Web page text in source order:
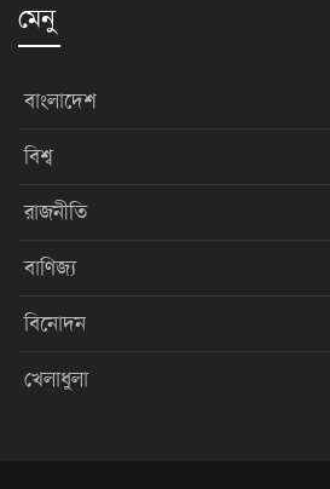
মেনু
বাংলাদেশ
বিশ্ব
রাজনীতি
বাণিজ্য
বিনোদন
খেলাধুলা